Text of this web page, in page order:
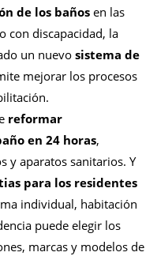
de los bañosen las
con discapacidad, la
un nuevo sistema de
mejorar los procesos
reformar
en 24 horas,
y aparatos sanitarios. Y
para los residentes
individual, habitación
puede elegir los
marcas y modelos de